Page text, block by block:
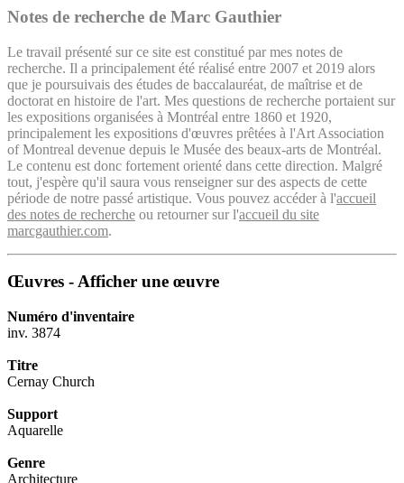
Notes de recherche de Marc Gauthier
Le travail présenté sur ce site est constitué par mes notes de
recherche. Il a principalement été réalisé entre 2007 et 2019 alors
que je poursuivais des études de baccalauréat, de maîtrise et de
doctorat en histoire de l'art. Mes questions de recherche portaient sur
les expositions organisées à Montréal entre 1860 et 1920,
principalement les expositions d'œuvres prêtées à l'Art Association
of Montreal devenue depuis le Musée des beaux-arts de Montréal.
Le contenu est donc fortement orienté dans cette direction. Malgré
tout, j'espère qu'il saura vous renseigner sur des aspects de cette
période de notre passé artistique. Vous pouvez accéder à l'accueil
des notes de recherche ou retourner sur l'accueil du site
marcgauthier.com.
Œuvres - Afficher une œuvre
Numéro d'inventaire
inv. 3874
Titre
Cernay Church
Support
Aquarelle
Genre
Architecture